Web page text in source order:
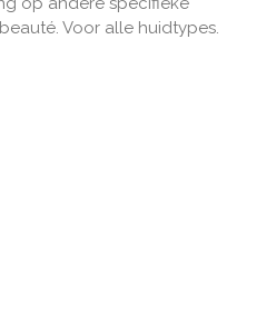
Voor alle huidtypes.